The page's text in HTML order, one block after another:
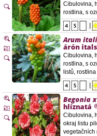
Cibulovina,
rostlina, s
Arum
árón
Cibulovina,
rostlina, s
listů,
Begonia
hlíznatá
Cibulovina,
okraj listu
vegetačních